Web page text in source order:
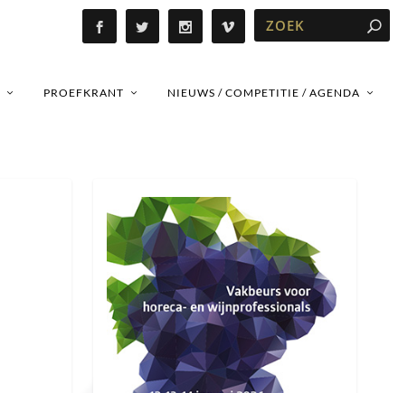
PROEFKRANT NIEUWS / COMPETITIE / AGENDA